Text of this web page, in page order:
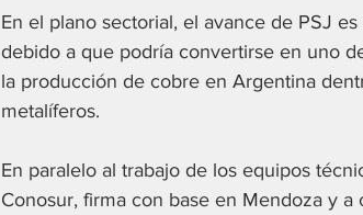
En el plano sectorial, el avance de PSJ
debido a que podría convertirse en uno
la producción de cobre en Argentina
metalíferos.
En paralelo al trabajo de los equipos
Conosur, firma con base en Mendoza y